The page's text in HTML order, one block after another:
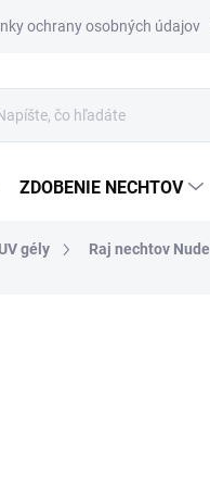
ochrany osobných údajov
ZDOBENIE NECHTOV
gély Raj nechtov Nude